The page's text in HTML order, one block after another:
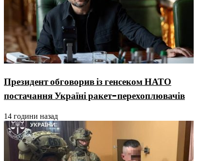
Президент обговорив із генсеком НАТО
постачання Україні ракет-перехоплювачів
14 години назад